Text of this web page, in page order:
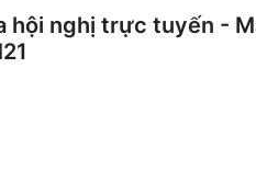
hội nghị trực tuyến -